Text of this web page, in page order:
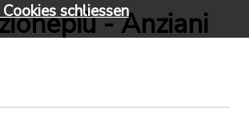
- Anziani
schliessen